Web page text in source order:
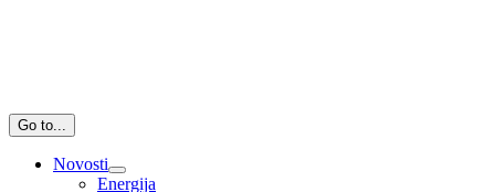
Go to...
Novosti
Energija